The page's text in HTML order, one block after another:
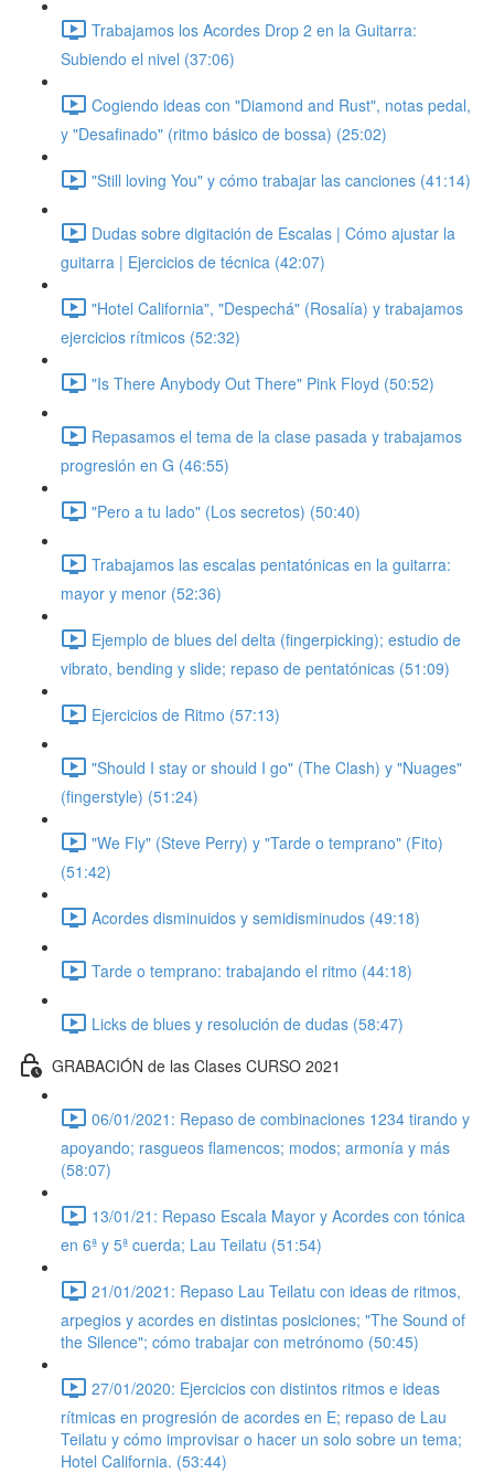
Trabajamos los Acordes Drop 2 en la Guitarra:
Subiendo el nivel (37:06)
Cogiendo ideas con "Diamond and Rust", notas pedal,
y "Desafinado" (ritmo básico de bossa) (25:02)
"Still loving You" y cómo trabajar las canciones (41:14)
Dudas sobre digitación de Escalas | Cómo ajustar la
guitarra | Ejercicios de técnica (42:07)
"Hotel California", "Despechá" (Rosalía) y trabajamos
ejercicios rítmicos (52:32)
"Is There Anybody Out There" Pink Floyd (50:52)
Repasamos el tema de la clase pasada y trabajamos
progresión en G (46:55)
"Pero a tu lado" (Los secretos) (50:40)
Trabajamos las escalas pentatónicas en la guitarra:
mayor y menor (52:36)
Ejemplo de blues del delta (fingerpicking); estudio de
vibrato, bending y slide; repaso de pentatónicas (51:09)
Ejercicios de Ritmo (57:13)
"Should I stay or should I go" (The Clash) y "Nuages"
(fingerstyle) (51:24)
"We Fly" (Steve Perry) y "Tarde o temprano" (Fito)
(51:42)
Acordes disminuidos y semidisminudos (49:18)
Tarde o temprano: trabajando el ritmo (44:18)
Licks de blues y resolución de dudas (58:47)
GRABACIÓN de las Clases CURSO 2021
06/01/2021: Repaso de combinaciones 1234 tirando y
apoyando; rasgueos flamencos; modos; armonía y más
(58:07)
13/01/21: Repaso Escala Mayor y Acordes con tónica
en 6ª y 5ª cuerda; Lau Teilatu (51:54)
21/01/2021: Repaso Lau Teilatu con ideas de ritmos,
arpegios y acordes en distintas posiciones; "The Sound of
the Silence"; cómo trabajar con metrónomo (50:45)
27/01/2020: Ejercicios con distintos ritmos e ideas
rítmicas en progresión de acordes en E; repaso de Lau
Teilatu y cómo improvisar o hacer un solo sobre un tema;
Hotel California. (53:44)